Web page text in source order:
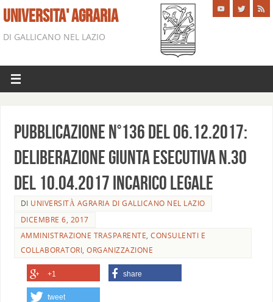
UNIVERSITA' AGRARIA
DI GALLICANO NEL LAZIO
Pubblicazione n°136 del 06.12.2017:
deliberazione giunta esecutiva n.30
del 10.04.2017 Incarico legale
DI UNIVERSITÀ AGRARIA DI GALLICANO NEL LAZIO
DICEMBRE 6, 2017
AMMINISTRAZIONE TRASPARENTE,CONSULENTI E
COLLABORATORI,ORGANIZZAZIONE
+1 share
tweet